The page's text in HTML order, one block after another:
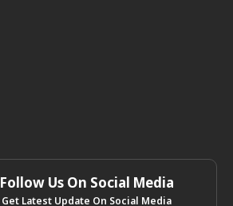
Follow Us On Social Media
Get Latest Update On Social Media